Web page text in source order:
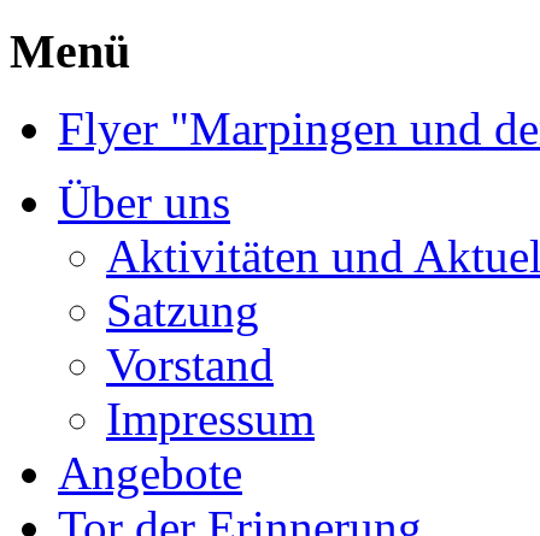
Menü
Flyer "Marpingen und
Über uns
Aktivitäten und
Satzung
Vorstand
Impressum
Angebote